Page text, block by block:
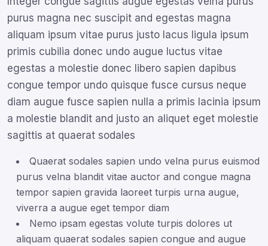
purus magna nec suscipit and egestas magna
aliquam ipsum vitae purus justo lacus ligula ipsum
primis cubilia donec undo augue luctus vitae
egestas a molestie donec libero sapien dapibus
congue tempor undo quisque fusce cursus neque
diam augue fusce sapien nulla a primis lacinia ipsum
a molestie blandit and justo an aliquet eget molestie
sagittis at quaerat sodales
Quaerat sodales sapien undo velna purus euismod
purus velna blandit vitae auctor and congue magna
tempor sapien gravida laoreet turpis urna augue,
viverra a augue eget tempor diam
Nemo ipsam egestas volute turpis dolores ut
aliquam quaerat sodales sapien congue and augue